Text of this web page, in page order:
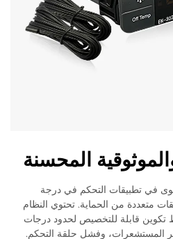
المحسنة
في تطبيقات التحكم في درجة
متعددة من الحماية. تحتوي النظام
تكوين قابلة للتخصيص لحدود درجات
المستشعرات، وفشل حلقة التحكم.